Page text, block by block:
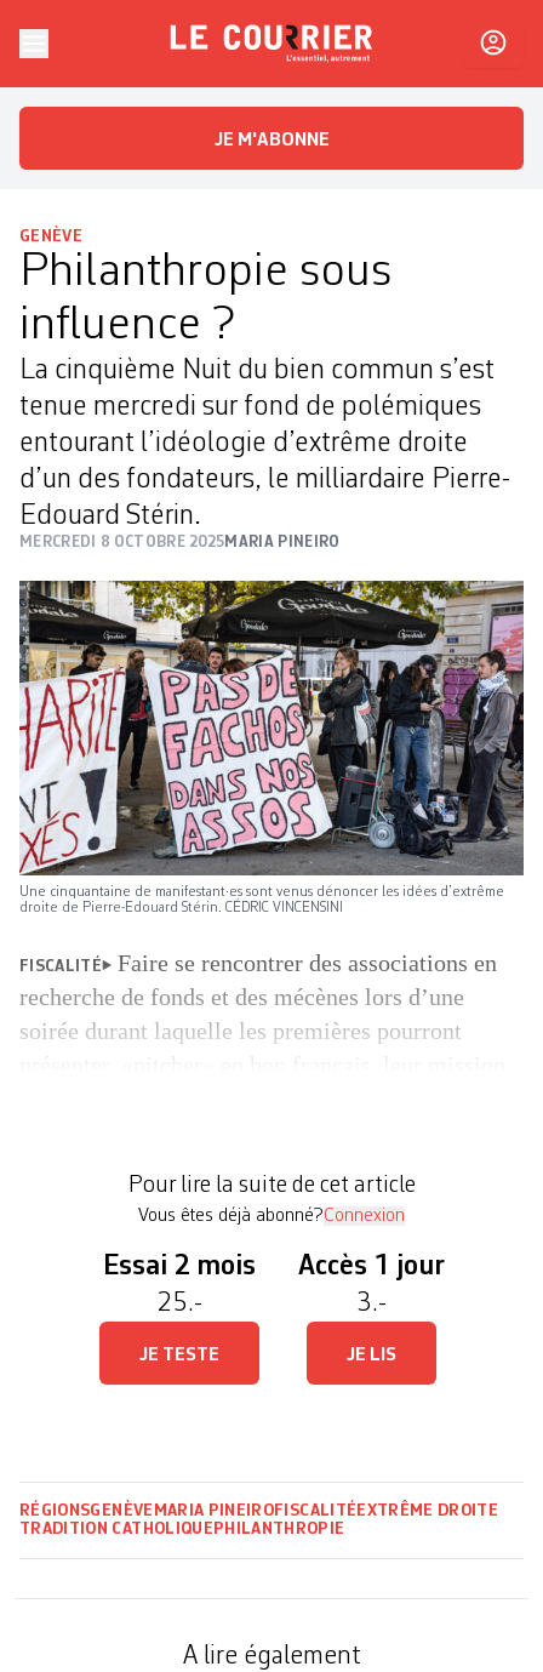
Le CourrierL'essentiel, autrement
JE M'ABONNE
GENÈVE
Philanthropie sous
influence ?
La cinquième Nuit du bien commun s’est
tenue mercredi sur fond de polémiques
entourant l’idéologie d’extrême droite
d’un des fondateurs, le milliardaire Pierre-
Edouard Stérin.
MERCREDI 8 OCTOBRE 2025MARIA PINEIRO
Une cinquantaine de manifestant·es sont venus dénoncer les idées d’extrême
droite de Pierre-Edouard Stérin. CÉDRIC VINCENSINI
FISCALITÉ
Faire se rencontrer des associations en
recherche de fonds et des mécènes lors d’une
soirée durant laquelle les premières pourront
Genève accueillait au Bâtiment […]
Pour lire la suite de cet article
Vous êtes déjà abonné?Connexion
Essai 2 mois
25.-
JE TESTE
Accès 1 jour
3.-
JE LIS
RÉGIONSGENÈVE MARIA PINEIRO FISCALITÉ EXTRÊME DROITE
TRADITION CATHOLIQUE PHILANTHROPIE
A lire également